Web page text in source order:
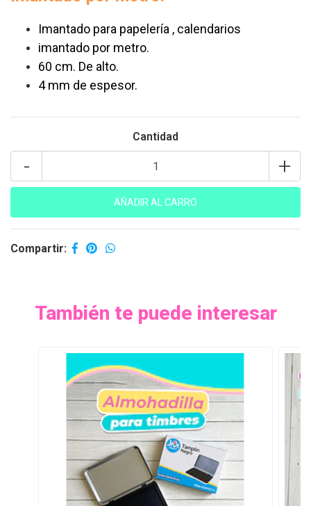
Imantado para papelería , calendarios
imantado por metro.
60 cm. De alto.
4 mm de espesor.
Cantidad
+
-
Compartir:
También te puede interesar